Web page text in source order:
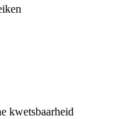
kwetsbaarheid